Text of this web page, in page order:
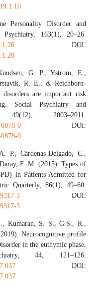
Personality Disorder and
163(1), 20–26.
DOI:
G. P., Ystrom, E.,
R. E., & Reichborn-
are important risk
Social Psychiatry and
49(12), 2003–2011.
0 DOI:
0
Cárdenas-Delgado, C.,
F. M. (2015). Types of
in Patients Admitted for
Quarterly, 86(1), 49–60.
3 DOI:
3
Kumaran, S. S., G.S., R.,
Neurocognitive profile
in the euthymic phase.
44, 121–126.
DOI: